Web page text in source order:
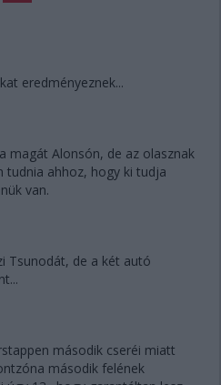
eredményeznek...
magát Alonsón, de az olasznak
tudnia ahhoz, hogy ki tudja
van.
Tsunodát, de a két autó
második cseréi miatt
második felének